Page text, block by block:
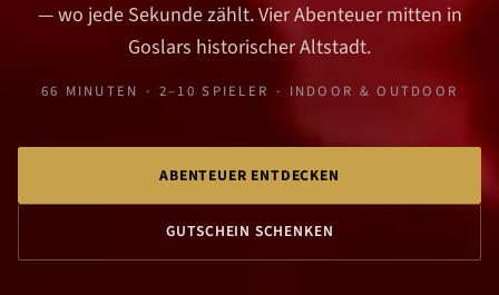
— wo jede Sekunde zählt.Vier Abenteuer mitten in
Goslars historischer Altstadt.
66 MINUTEN · 2–10 SPIELER · INDOOR & OUTDOOR
ABENTEUER ENTDECKEN
GUTSCHEIN SCHENKEN